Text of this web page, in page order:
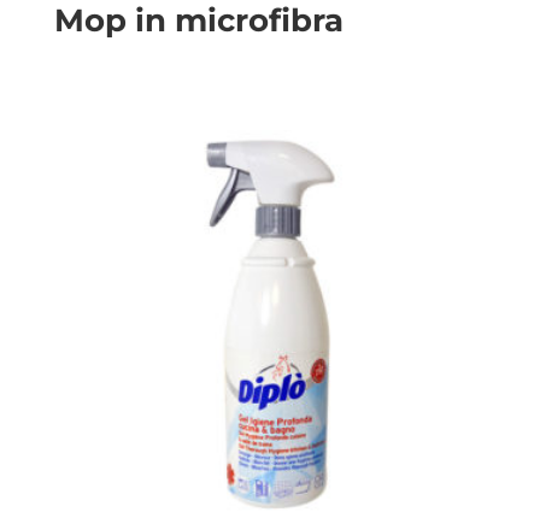
Mop in microfibra